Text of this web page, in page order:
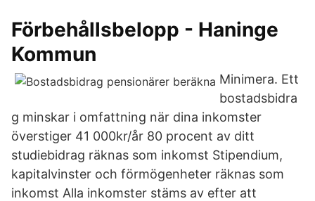
Förbehållsbelopp - Haninge
Kommun
Minimera. Ett
bostadsbidra
g minskar i omfattning när dina inkomster
överstiger 41 000kr/år 80 procent av ditt
studiebidrag räknas som inkomst Stipendium,
kapitalvinster och förmögenheter räknas som
inkomst Alla inkomster stäms av efter att